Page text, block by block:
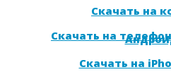
Скачать на
Скачать на
Скачать на